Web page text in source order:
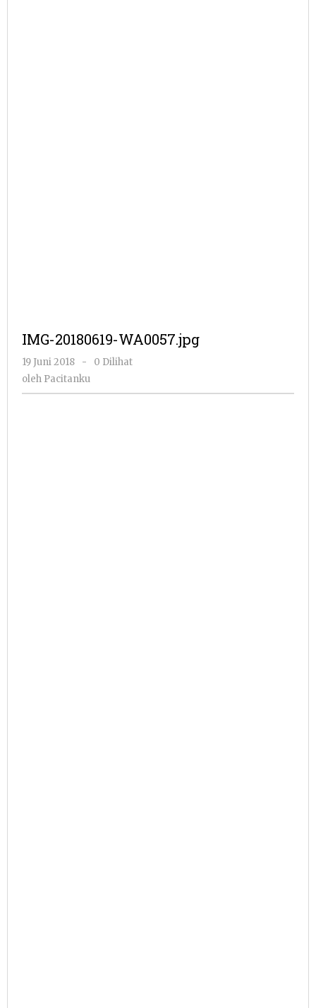
IMG-20180619-WA0057.jpg
19 Juni 2018
oleh
Pacitanku
-
0 Dilihat
oleh Pacitanku